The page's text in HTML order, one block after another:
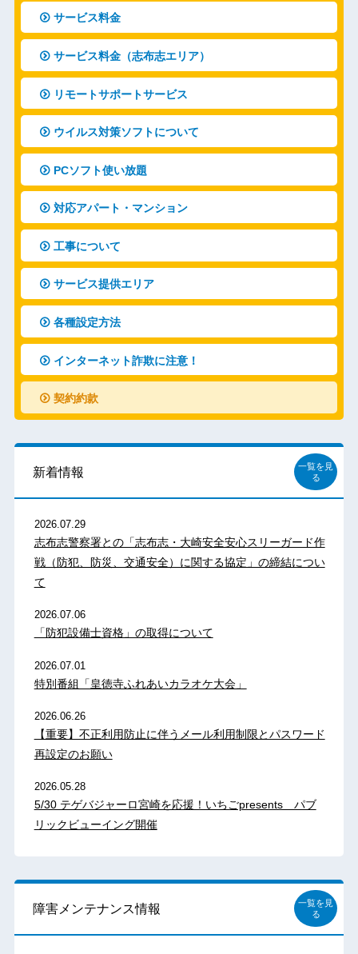
サービス料金
サービス料金（志布志エリア）
リモートサポートサービス
ウイルス対策ソフトについて
PCソフト使い放題
対応アパート・マンション
工事について
サービス提供エリア
各種設定方法
インターネット詐欺に注意！
契約約款
新着情報
一覧を見
る
2026.07.29
志布志警察署との「志布志・大崎安全安心スリーガード作
戦（防犯、防災、交通安全）に関する協定」の締結につい
て
2026.07.06
「防犯設備士資格」の取得について
2026.07.01
特別番組「皇徳寺ふれあいカラオケ大会」
2026.06.26
【重要】不正利用防止に伴うメール利用制限とパスワード
再設定のお願い
2026.05.28
5/30 テゲバジャーロ宮崎を応援！いちごpresents パブ
リックビューイング開催
障害メンテナンス情報
一覧を見
る